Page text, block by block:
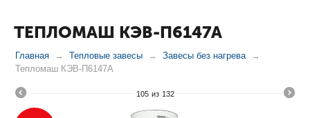
ТЕПЛОМАШ КЭВ-П6147А
Главная Тепловые завесы
Завесы без нагрева
Тепломаш КЭВ-П6147А
105 из 132